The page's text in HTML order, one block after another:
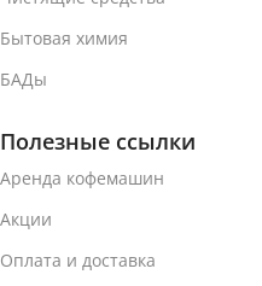
Бытовая химия
БАДы
Полезные ссылки
Аренда кофемашин
Акции
Оплата и доставка